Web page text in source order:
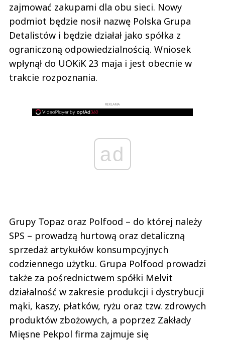
zajmować zakupami dla obu sieci. Nowy
podmiot będzie nosił nazwę Polska Grupa
Detalistów i będzie działał jako spółka z
ograniczoną odpowiedzialnością. Wniosek
wpłynął do UOKiK 23 maja i jest obecnie w
trakcie rozpoznania.
REKLAMA
ad
Grupy Topaz oraz Polfood – do której należy
SPS – prowadzą hurtową oraz detaliczną
sprzedaż artykułów konsumpcyjnych
codziennego użytku. Grupa Polfood prowadzi
także za pośrednictwem spółki Melvit
działalność w zakresie produkcji i dystrybucji
mąki, kaszy, płatków, ryżu oraz tzw. zdrowych
produktów zbożowych, a poprzez Zakłady
Mięsne Pekpol firma zajmuje się